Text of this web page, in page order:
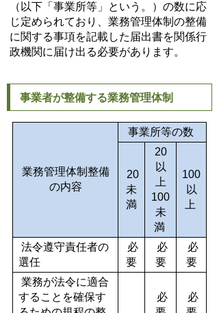
（以下「事業所等」という。）の数に応
じ定められており、業務管理体制の整備
に関する事項を記載した届出書を関係行
政機関に届け出る必要があります。
事業者が整備する業務管理体制
業務管理体制整備
の内容
事業所等の数
20
未
満
20
以
上
100
未
満
100
以
上
法令遵守責任者の
選任
必
要
必
要
必
要
業務が法令に適合
することを確保す
必
必